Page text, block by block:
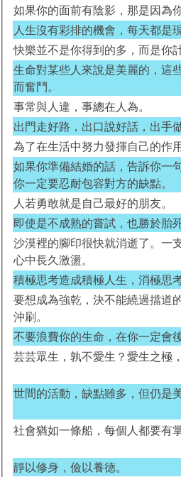
如果你的面前有陰影，那是因為
人生沒有彩排的機會，每天都是
快樂並不是你得到的多，而是你
生命對某些人來說是美麗的，這
而奮鬥。
事常與人違，事總在人為。
出門走好路，出口說好話，出手做
為了在生活中努力發揮自己的作
如果你準備結婚的話，告訴你一
你一定要忍耐包容對方的缺點。
人若勇敢就是自己最好的朋友。
即使是不成熟的嘗試，也勝於胎
沙漠裡的腳印很快就消逝了。一
心中長久激盪。
積極思考造成積極人生，消極思
要想成為強乾，決不能繞過擋道
沖刷。
不要浪費你的生命，在你一定會
芸芸眾生，孰不愛生？愛生之極
世間的活動，缺點雖多，但仍是
社會猶如一條船，每個人都要有
靜以修身，儉以養德。